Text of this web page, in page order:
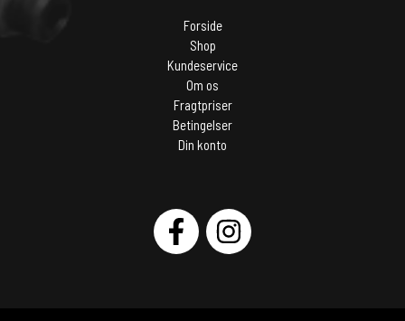
Forside
Shop
Kundeservice
Om os
Fragtpriser
Betingelser
Din konto